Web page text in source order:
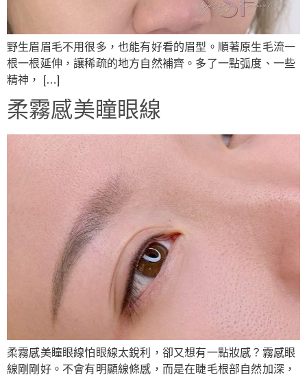
野生眉眉毛不用很多，也能有好看的眉型。順著原生毛流一
根一根延伸，讓稀疏的地方自然補齊。多了一點弧度、一些
精神， […]
柔霧感美瞳眼線
柔霧感美瞳眼線怕眼線太銳利，卻又想有一點妝感？霧感眼
線剛剛好。不會有明顯線條感，而是在睫毛根部自然加深，